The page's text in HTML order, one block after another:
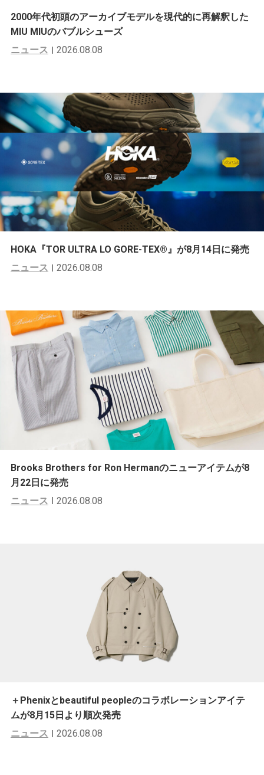
2000年代初頭のアーカイブモデルを現代的に再解釈した
MIU MIUのバブルシューズ
ニュース
2026.08.08
HOKA『TOR ULTRA LO GORE-TEX®︎』が8月14日に発売
ニュース
2026.08.08
Brooks Brothers for Ron Hermanのニューアイテムが8
月22日に発売
ニュース
2026.08.08
＋Phenixとbeautiful peopleのコラボレーションアイテ
ムが8月15日より順次発売
ニュース
2026.08.08